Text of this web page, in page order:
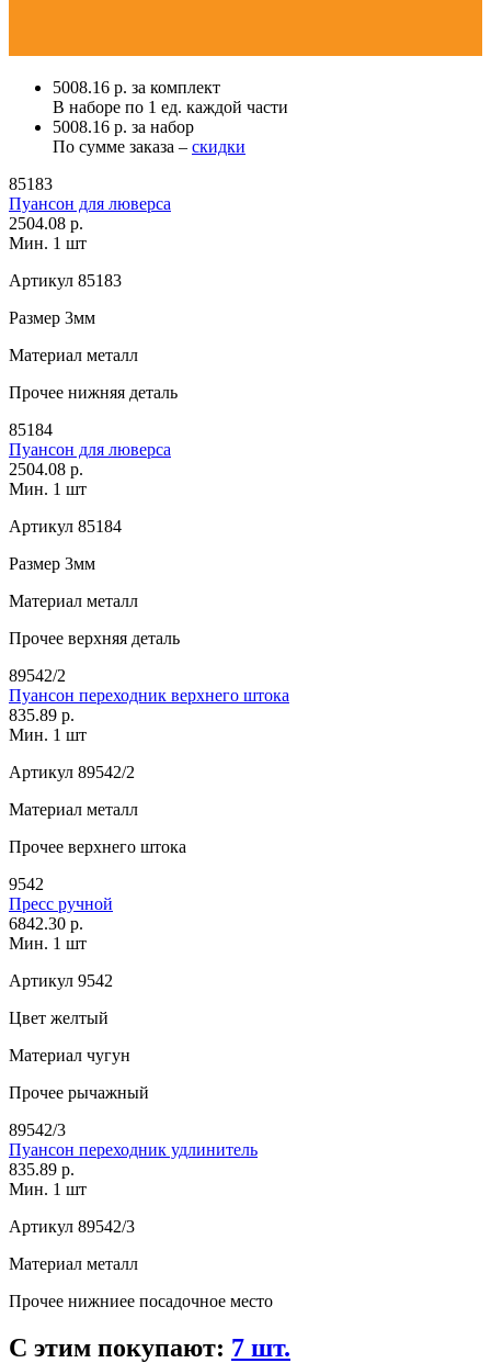
5008.16 р. за комплект
В наборе по 1 ед. каждой части
5008.16 р. за набор
По сумме заказа – скидки
85183
Пуансон для люверса
2504.08 р.
Мин. 1 шт
Артикул 85183
Размер 3мм
Материал металл
Прочее нижняя деталь
85184
Пуансон для люверса
2504.08 р.
Мин. 1 шт
Артикул 85184
Размер 3мм
Материал металл
Прочее верхняя деталь
89542/2
Пуансон переходник верхнего штока
835.89 р.
Мин. 1 шт
Артикул 89542/2
Материал металл
Прочее верхнего штока
9542
Пресс ручной
6842.30 р.
Мин. 1 шт
Артикул 9542
Цвет желтый
Материал чугун
Прочее рычажный
89542/3
Пуансон переходник удлинитель
835.89 р.
Мин. 1 шт
Артикул 89542/3
Материал металл
Прочее нижниее посадочное место
С этим покупают: 7 шт.